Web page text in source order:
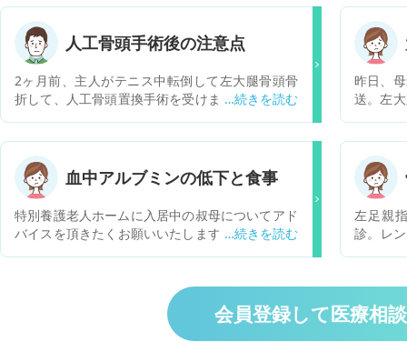
人工骨頭手術後の注意点
2ヶ月前、主人がテニス中転倒して左大腿骨頭骨
折して、人工骨頭置換手術を受けました。その後
みあるものの、大分日常生活に戻っています。 そ
こで、会社に復職するにあたり、会社側から、出
来ることと出来ない事を教えてくれと言われまし
た。 退院直後、主治医の診察を受け、言われたこ
とは、重いものを持たないこと、足を内側に曲げ
ない事、の2点くらいです。 主人の仕事は防災関
係ですが、今はデスクワークが中心です。重いも
医からOKを頂きました。 その他復職するにあた
り注意点がありましたら教えていただきたいで
す。よろしくお願いします。
昨日、
送。左
のか気
方が良
血中アルブミンの低下と食事
特別養護老人ホームに入居中の叔母についてアド
バイスを頂きたくお願いいたします。叔母は９７
来た「栄養ケア計画書」に以下のような気になる
事が書いてありました。 健康診断の結果、アルブ
ミン値が3.4g/dlと若干低下しているため、低栄
養リスクが「低」から「中」リスクとなりまし
左足親
診。レ
す。
会員登録して医療相